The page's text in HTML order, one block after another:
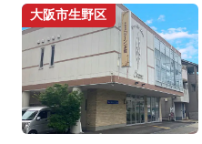
大阪市生野区